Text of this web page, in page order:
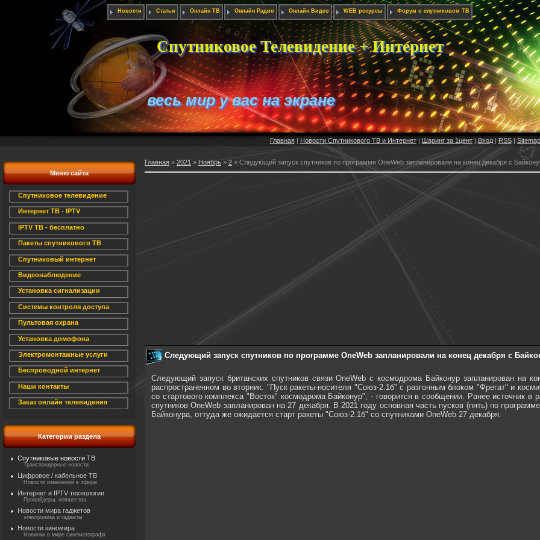
Новости Статьи Онлайн ТВ Онлайн Радио Онлайн Видео WEB ресурсы Форум о спутниковом ТВ
Спутниковое Телевидение + Интернет
весь мир у вас на экране
Главная| Новости Спутникового ТВ и Интернет| Шаринг за 1цент|Вход| RSS| Sitemap
Меню сайта
Спутниковое телевидение
Интернет ТВ - IPTV
IPTV ТВ - бесплатно
Пакеты спутникового ТВ
Спутниковый интернет
Видеонаблюдение
Установка сигнализации
Системы контроля доступа
Пультовая охрана
Установка домофона
Электромонтажные услуги
Беспроводной интернет
Наши контакты
Заказ онлайн телевидения
Категории раздела
Спутниковые новости ТВ
Транспондерные новости.
Цифровое / кабельное ТВ
Новости изменений в эфире
Интернет и IPTV технологии
Провайдеры, новшества
Новости мира гаджетов
электроника и гаджеты
Новости киномира
Новинки в мире синематографа
Главная » 2021 » Ноябрь » 2 » Следующий запуск спутников по программе OneWeb запланировали на конец декабря с
Следующий запуск спутников по программе OneWeb запланировали на конец декабря с
Следующий запуск британских спутников связи OneWeb с космодрома Байконур запланирован на
распространенном во вторник. "Пуск ракеты-носителя "Союз-2.1б" с разгонным блоком "Фрегат" и
со стартового комплекса "Восток" космодрома Байконур", - говорится в сообщении. Ранее источник
спутников OneWeb запланирован на 27 декабря. В 2021 году основная часть пусков (пять) по
Байконура, оттуда же ожидается старт ракеты "Союз-2.1б" со спутниками OneWeb 27 декабря.